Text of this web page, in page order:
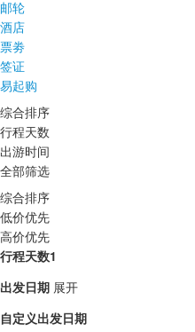
邮轮
酒店
票劵
签证
易起购
综合排序
行程天数
出游时间
全部筛选
综合排序
低价优先
高价优先
行程天数1
出发日期 展开
自定义出发日期